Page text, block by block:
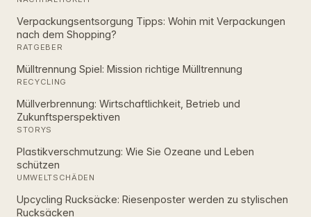
Verpackungsentsorgung Tipps: Wohin mit Verpackungen
nach dem Shopping?
RATGEBER
Mülltrennung Spiel: Mission richtige Mülltrennung
RECYCLING
Müllverbrennung: Wirtschaftlichkeit, Betrieb und
Zukunftsperspektiven
STORYS
Plastikverschmutzung: Wie Sie Ozeane und Leben
schützen
UMWELTSCHÄDEN
Upcycling Rucksäcke: Riesenposter werden zu stylischen
Rucksäcken